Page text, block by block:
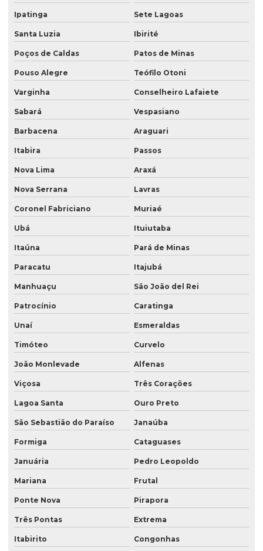
Ipatinga Sete Lagoas
Santa Luzia Ibirité
Poços de Caldas Patos de Minas
Pouso Alegre Teófilo Otoni
Varginha Conselheiro Lafaiete
Sabará Vespasiano
Barbacena Araguari
Itabira Passos
Nova Lima Araxá
Nova Serrana Lavras
Coronel Fabriciano Muriaé
Ubá Ituiutaba
Itaúna Pará de Minas
Paracatu Itajubá
Manhuaçu São João del Rei
Patrocínio Caratinga
Unaí Esmeraldas
Timóteo Curvelo
João Monlevade Alfenas
Viçosa Três Corações
Lagoa Santa Ouro Preto
São Sebastião do Paraíso Janaúba
Formiga Cataguases
Januária Pedro Leopoldo
Mariana Frutal
Ponte Nova Pirapora
Três Pontas Extrema
Itabirito Congonhas